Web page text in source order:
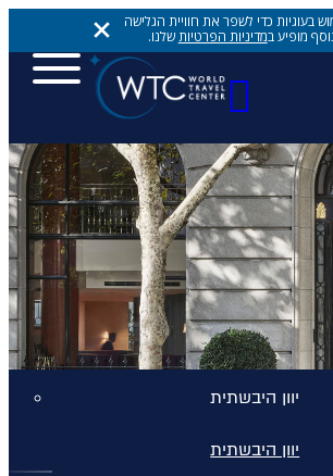
בעוגיות כדי לשפר את חוויית הגלישה
מופיע במדיניות הפרטיותשלנו.
יעדים
אתונה
יוון היבשתית
יוון היבשתית
ONE ALDWYCH